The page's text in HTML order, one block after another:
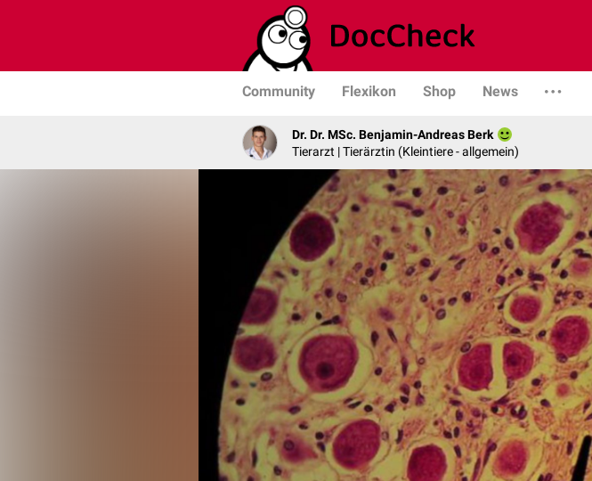
Community Flexikon Shop News
Dr. Dr. MSc. Benjamin-Andreas Berk
Tierarzt | Tierärztin (Kleintiere - allgemein)